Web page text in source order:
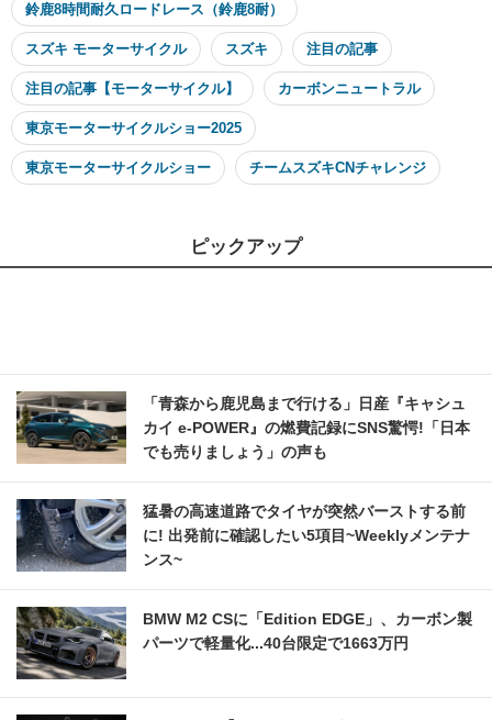
鈴鹿8時間耐久ロードレース（鈴鹿8耐）
スズキ モーターサイクル スズキ 注目の記事
注目の記事【モーターサイクル】 カーボンニュートラル
東京モーターサイクルショー2025
東京モーターサイクルショー チームスズキCNチャレンジ
ピックアップ
「青森から鹿児島まで行ける」日産『キャシュ
カイ e-POWER』の燃費記録にSNS驚愕!「日本
でも売りましょう」の声も
猛暑の高速道路でタイヤが突然バーストする前
に! 出発前に確認したい5項目~Weeklyメンテナ
ンス~
BMW M2 CSに「Edition EDGE」、カーボン製
パーツで軽量化...40台限定で1663万円